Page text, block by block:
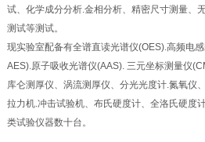
试、化学成分分析.金相分析、精密尺寸测量、
测试等测试。
现实验室配备有全谱直读光谱仪(OES).高频电
AES).原子吸收光谱仪(AAS). 三元坐标测量仪
库仑测厚仪、涡流测厚仪、分光光度计.氮氧仪
拉力机.冲击试验机、布氏硬度计、全洛氏硬度
类试验仪器数十台。